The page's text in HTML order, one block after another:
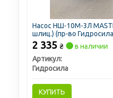
Насос НШ-10М-3Л
шлиц.) (пр-во
2 335 ₴
в наличии
Артикул:
Гидросила
КУПИТЬ